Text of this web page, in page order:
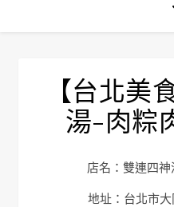
【台北美
湯-肉粽
店名：雙連四
地址：台北市